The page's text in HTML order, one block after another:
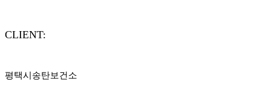
CLIENT:
평택시송탄보건소